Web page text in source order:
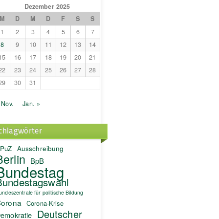
Dezember 2025
M
D M D F S
S
1
2 3 4 5 6
7
8
9 10 11 12 13
14
16 17 18 19 20
21
23 24 25 26 27
28
30 31
Jan. »
Ausschreibung
BpB
für politische Bildung
Corona-Krise
Deutscher